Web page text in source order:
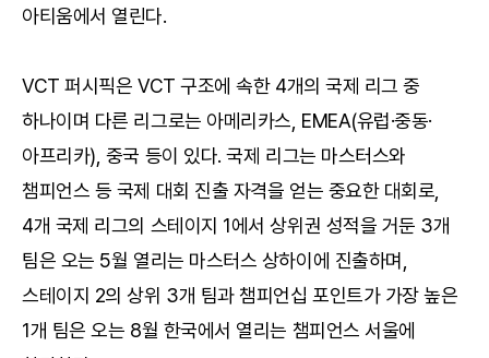
아티움에서 열린다.
VCT 퍼시픽은 VCT 구조에 속한 4개의 국제 리그 중
하나이며 다른 리그로는 아메리카스, EMEA(유럽·중동·
아프리카), 중국 등이 있다. 국제 리그는 마스터스와
챔피언스 등 국제 대회 진출 자격을 얻는 중요한 대회로,
4개 국제 리그의 스테이지 1에서 상위권 성적을 거둔 3개
팀은 오는 5월 열리는 마스터스 상하이에 진출하며,
스테이지 2의 상위 3개 팀과 챔피언십 포인트가 가장 높은
1개 팀은 오는 8월 한국에서 열리는 챔피언스 서울에